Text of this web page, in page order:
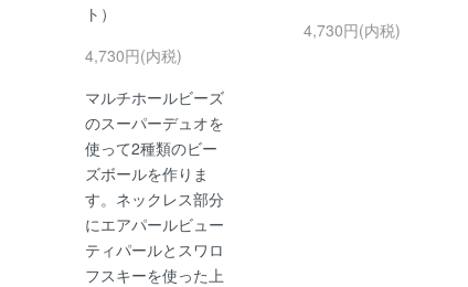
ト）
4,730円(内税)
マルチホールビーズ
のスーパーデュオを
使って2種類のビー
ズボールを作りま
す。ネックレス部分
にエアパールビュー
ティパールとスワロ
フスキーを使った上
4,730円(内税)